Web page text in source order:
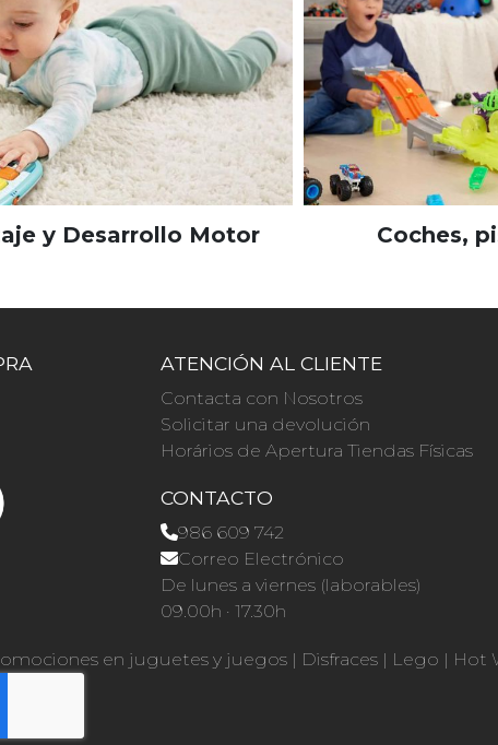
y Desarrollo Motor Coches,
ATENCIÓN AL CLIENTE
Contacta con Nosotros
Solicitar una devolución
Horários de Apertura Tiendas Físicas
CONTACTO
986 609 742
Correo Electrónico
De lunes a viernes (laborables)
09.00h · 17.30h
en juguetes y juegos | Disfraces | Lego | Hot